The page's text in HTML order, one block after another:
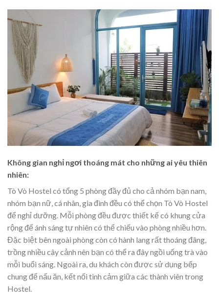
Không gian nghỉ ngơi thoáng mát cho những ai yêu thiên
nhiên:
Tò Vò Hostel có tổng 5 phòng đầy đủ cho cả nhóm bạn nam,
nhóm bạn nữ, cá nhân, gia đình đều có thể chọn Tò Vò Hostel
để nghỉ dưỡng. Mỗi phòng đều được thiết kế có khung cửa
rộng để ánh sáng tự nhiên có thể chiếu vào phòng nhiều hơn.
Đặc biệt bên ngoài phòng còn có hành lang rất thoáng đãng,
trồng nhiều cây cảnh nên bạn có thể ra đây ngồi uống trà vào
mỗi buổi sáng. Ngoài ra, du khách còn được sử dụng bếp
chung để nấu ăn, kết nối tình cảm giữa các thành viên trong
Hostel.